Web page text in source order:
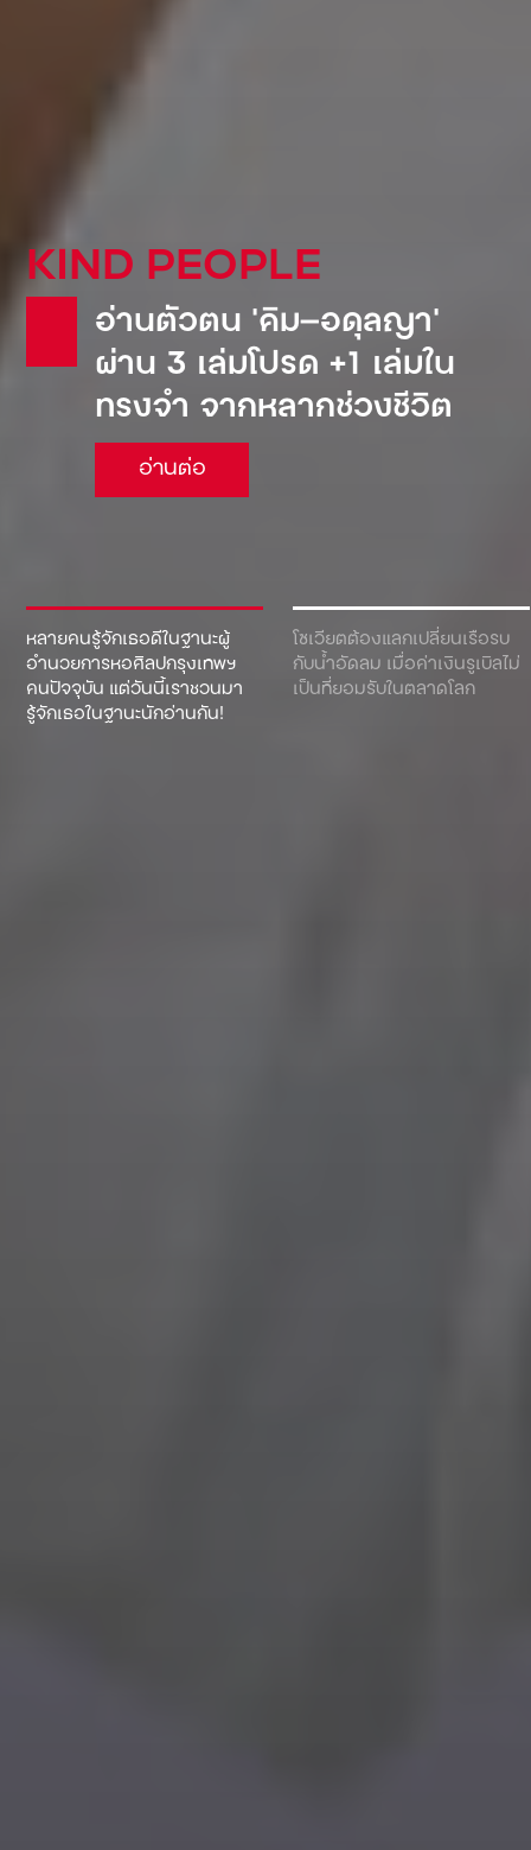
หลายคนรู้จักเธอดีในฐานะผู้
อำนวยการหอศิลปกรุงเทพฯ
คนปัจจุบัน แต่วันนี้เราชวนมา
รู้จักเธอในฐานะนักอ่านกัน!
โซเวียตต้องแลกเปลี่ยนเรือรบ
กับน้ำอัดลม เมื่อค่าเงินรูเบิลไม่
เป็นที่ยอมรับในตลาดโลก
KIND GLOBAL
Pepsi: น้ำอัดลมเจ้าแรกที่
เข้ามาตีตลาดโซเวียต จน
ต้องยอมขายเรือดำน้ำเพื่อ
แลกกับเครื่องดื่ม!
อ่านต่อ